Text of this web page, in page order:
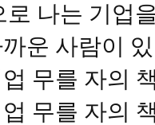
로 나는 기업
까운 사람이
무를 자의
무를 자의